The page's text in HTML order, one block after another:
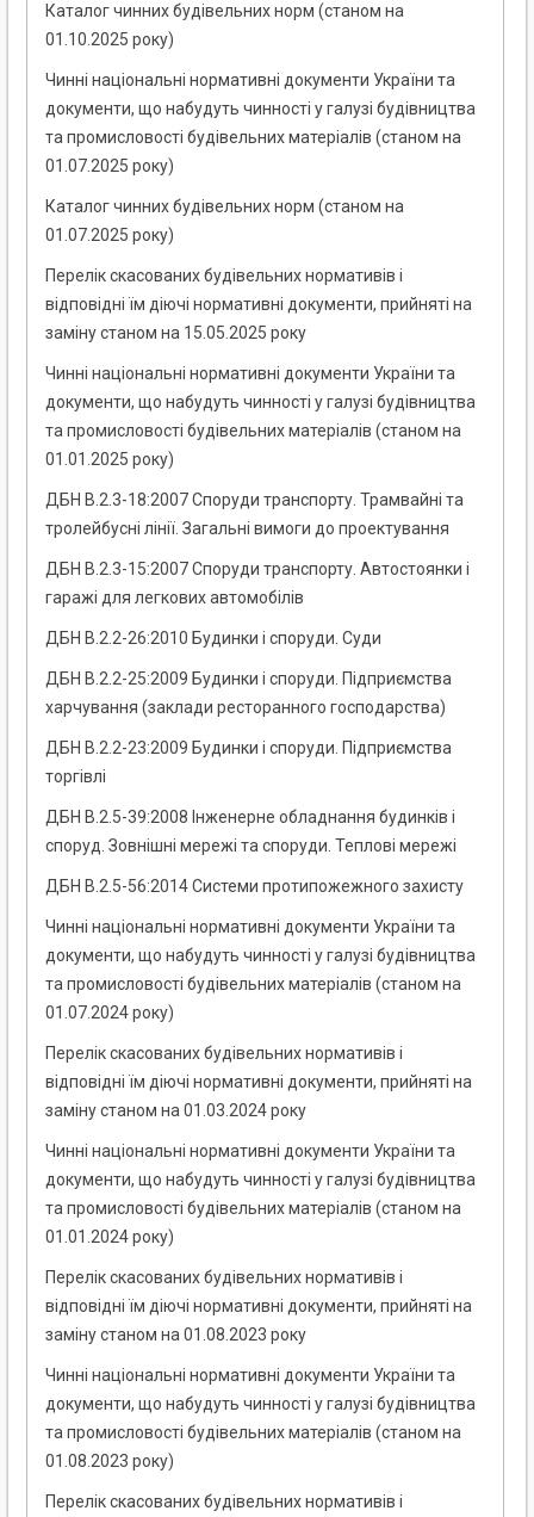
Каталог чинних будівельних норм (станом на
01.10.2025 року)
Чинні національні нормативні документи України та
документи, що набудуть чинності у галузі будівництва
та промисловості будівельних матеріалів (станом на
01.07.2025 року)
Каталог чинних будівельних норм (станом на
01.07.2025 року)
Перелік скасованих будівельних нормативів і
відповідні їм діючі нормативні документи, прийняті на
заміну станом на 15.05.2025 року
Чинні національні нормативні документи України та
документи, що набудуть чинності у галузі будівництва
та промисловості будівельних матеріалів (станом на
01.01.2025 року)
ДБН В.2.3-18:2007 Споруди транспорту. Трамвайні та
тролейбусні лінії. Загальні вимоги до проектування
ДБН В.2.3-15:2007 Споруди транспорту. Автостоянки і
гаражі для легкових автомобілів
ДБН В.2.2-26:2010 Будинки і споруди. Суди
ДБН В.2.2-25:2009 Будинки і споруди. Підприємства
харчування (заклади ресторанного господарства)
ДБН В.2.2-23:2009 Будинки і споруди. Підприємства
торгівлі
ДБН В.2.5-39:2008 Інженерне обладнання будинків і
споруд. Зовнішні мережі та споруди. Теплові мережі
ДБН В.2.5-56:2014 Системи протипожежного захисту
Чинні національні нормативні документи України та
документи, що набудуть чинності у галузі будівництва
та промисловості будівельних матеріалів (станом на
01.07.2024 року)
Перелік скасованих будівельних нормативів і
відповідні їм діючі нормативні документи, прийняті на
заміну станом на 01.03.2024 року
Чинні національні нормативні документи України та
документи, що набудуть чинності у галузі будівництва
та промисловості будівельних матеріалів (станом на
01.01.2024 року)
Перелік скасованих будівельних нормативів і
відповідні їм діючі нормативні документи, прийняті на
заміну станом на 01.08.2023 року
Чинні національні нормативні документи України та
документи, що набудуть чинності у галузі будівництва
та промисловості будівельних матеріалів (станом на
01.08.2023 року)
Перелік скасованих будівельних нормативів і